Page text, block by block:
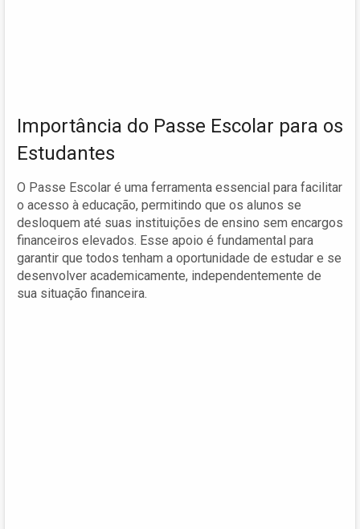
Importância do Passe Escolar para os
Estudantes
O Passe Escolar é uma ferramenta essencial para facilitar
o acesso à educação, permitindo que os alunos se
desloquem até suas instituições de ensino sem encargos
financeiros elevados. Esse apoio é fundamental para
garantir que todos tenham a oportunidade de estudar e se
desenvolver academicamente, independentemente de
sua situação financeira.